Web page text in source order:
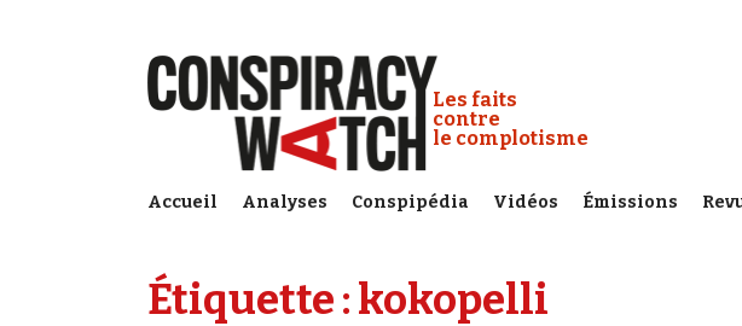
Conspiracy Watch :
Les faits
contre
le complotisme
Accueil Analyses Conspipédia Vidéos Émissions
Étiquette :kokopelli